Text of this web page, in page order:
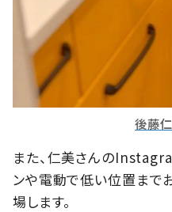
後藤
また、仁美さんの
ンや電動で低い位置まで
場します。